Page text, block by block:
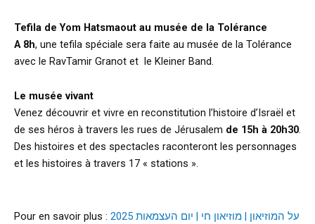
Tefila de Yom Hatsmaout au musée de la Tolérance
A 8h, une tefila spéciale sera faite au musée de la Tolérance
avec le RavTamir Granot et le Kleiner Band.
Le musée vivant
Venez découvrir et vivre en reconstitution l’histoire d’Israël et
de ses héros à travers les rues de Jérusalem de 15h à 20h30.
Des histoires et des spectacles raconteront les personnages
et les histoires à travers 17 « stations ».
Pour en savoir plus : על המוזיאון | מוזיאון חי | יום העצמאות 2025